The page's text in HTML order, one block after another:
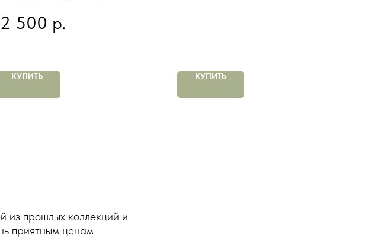
500 р.
КУПИТЬ КУПИТЬ
из прошлых коллекций и
приятным ценам